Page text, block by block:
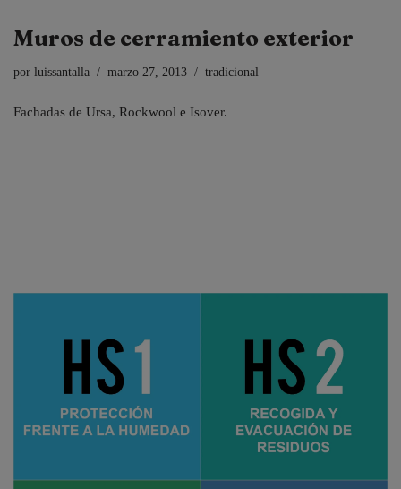
Muros de cerramiento exterior
por luissantalla marzo 27, 2013 tradicional
Fachadas de Ursa, Rockwool e Isover.